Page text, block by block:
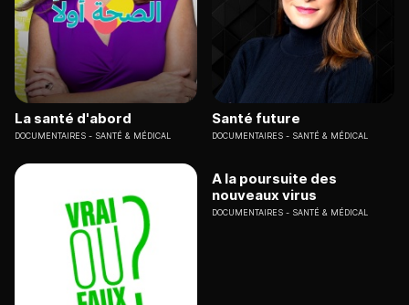
La santé d'abord
DOCUMENTAIRES SANTÉ & MÉDICAL
Santé future
DOCUMENTAIRES SANTÉ & MÉDICAL
A la poursuite des
nouveaux virus
DOCUMENTAIRES SANTÉ & MÉDICAL